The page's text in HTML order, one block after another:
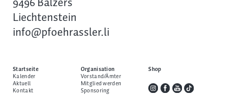
Liechtenstein
info@pfoehrassler.li
Startseite
Kalender
Aktuell
Kontakt
Organisation
Vorstand/Ämter
Mitglied werden
Sponsoring
Shop